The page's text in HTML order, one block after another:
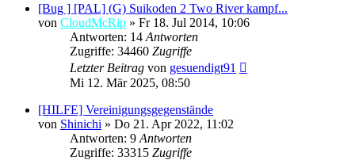
[Bug ] [PAL] (G) Suikoden 2 Two River kampf...
von CloudMcRip » Fr 18. Jul 2014, 10:06
Antworten: 14 Antworten
Zugriffe: 34460 Zugriffe
Letzter Beitrag von gesuendigt91
Mi 12. Mär 2025, 08:50
[HILFE] Vereinigungsgegenstände
von Shinichi » Do 21. Apr 2022, 11:02
Antworten: 9 Antworten
Zugriffe: 33315 Zugriffe